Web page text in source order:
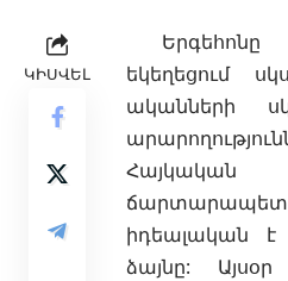
ԿԻՍՎԵԼ
Երգեհոնը
եկեղեցում
ականների
իդեալական է
ձայնը: